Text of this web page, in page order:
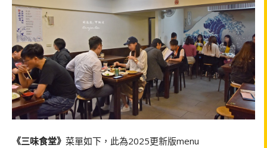
《三味食堂》 菜單如下，此為2025更新版menu